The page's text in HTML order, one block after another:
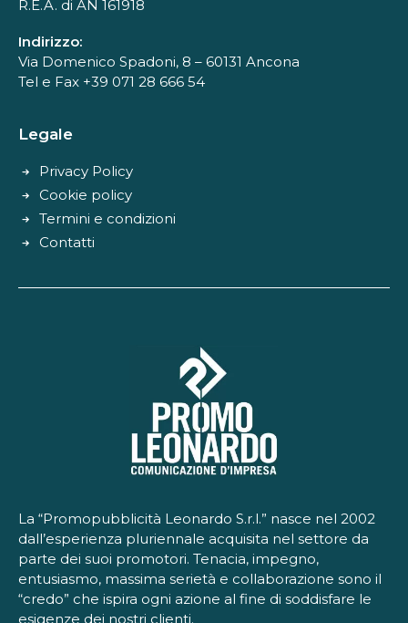
R.E.A. di AN 161918
Indirizzo:
Via Domenico Spadoni, 8 – 60131 Ancona
Tel e Fax +39 071 28 666 54
Legale
Privacy Policy
Cookie policy
Termini e condizioni
Contatti
La “Promopubblicità Leonardo S.r.l.” nasce nel 2002
dall’esperienza pluriennale acquisita nel settore da
parte dei suoi promotori. Tenacia, impegno,
entusiasmo, massima serietà e collaborazione sono il
“credo” che ispira ogni azione al fine di soddisfare le
esigenze dei nostri clienti.